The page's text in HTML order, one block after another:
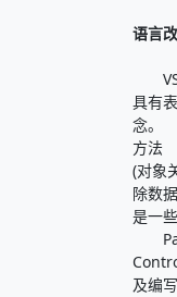
语言
VS
具有
念。
方法
(对象
除数
是一
及编